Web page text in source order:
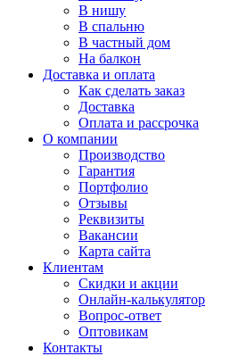
В нишу
В спальню
В частный дом
На балкон
Доставка и оплата
Как сделать заказ
Доставка
Оплата и рассрочка
О компании
Производство
Гарантия
Портфолио
Отзывы
Реквизиты
Вакансии
Карта сайта
Клиентам
Скидки и акции
Онлайн-калькулятор
Вопрос-ответ
Оптовикам
Контакты